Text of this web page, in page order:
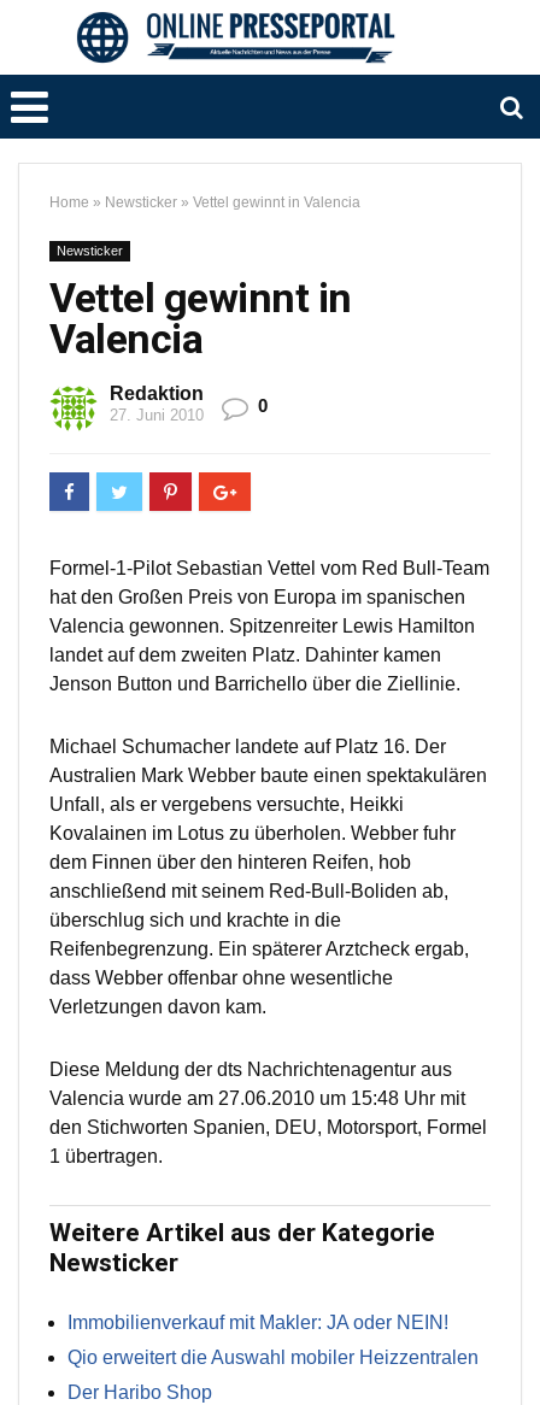
Home » Newsticker » Vettel gewinnt in Valencia
Newsticker
Vettel gewinnt in
Valencia
Redaktion
27. Juni 2010 0
Formel-1-Pilot Sebastian Vettel vom Red Bull-Team
hat den Großen Preis von Europa im spanischen
Valencia gewonnen. Spitzenreiter Lewis Hamilton
landet auf dem zweiten Platz. Dahinter kamen
Jenson Button und Barrichello über die Ziellinie.
Michael Schumacher landete auf Platz 16. Der
Australien Mark Webber baute einen spektakulären
Unfall, als er vergebens versuchte, Heikki
Kovalainen im Lotus zu überholen. Webber fuhr
dem Finnen über den hinteren Reifen, hob
anschließend mit seinem Red-Bull-Boliden ab,
überschlug sich und krachte in die
Reifenbegrenzung. Ein späterer Arztcheck ergab,
dass Webber offenbar ohne wesentliche
Verletzungen davon kam.
Diese Meldung der dts Nachrichtenagentur aus
Valencia wurde am 27.06.2010 um 15:48 Uhr mit
den Stichworten Spanien, DEU, Motorsport, Formel
1 übertragen.
Weitere Artikel aus der Kategorie
Newsticker
Immobilienverkauf mit Makler: JA oder NEIN!
Qio erweitert die Auswahl mobiler Heizzentralen
Der Haribo Shop